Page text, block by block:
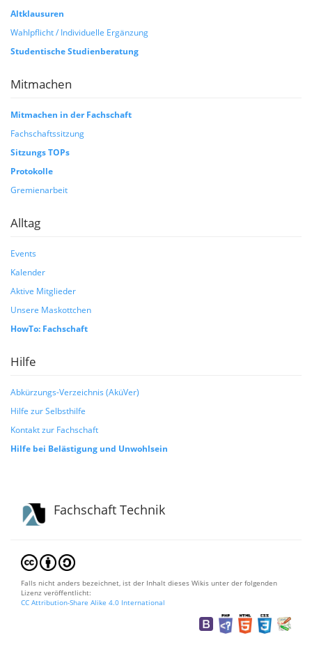
Altklausuren
Wahlpflicht / Individuelle Ergänzung
Studentische Studienberatung
Mitmachen
Mitmachen in der Fachschaft
Fachschaftssitzung
Sitzungs TOPs
Protokolle
Gremienarbeit
Alltag
Events
Kalender
Aktive Mitglieder
Unsere Maskottchen
HowTo: Fachschaft
Hilfe
Abkürzungs-Verzeichnis (AküVer)
Hilfe zur Selbsthilfe
Kontakt zur Fachschaft
Hilfe bei Belästigung und Unwohlsein
Fachschaft Technik
Falls nicht anders bezeichnet, ist der Inhalt dieses Wikis unter der folgenden
Lizenz veröffentlicht:
CC Attribution-Share Alike 4.0 International